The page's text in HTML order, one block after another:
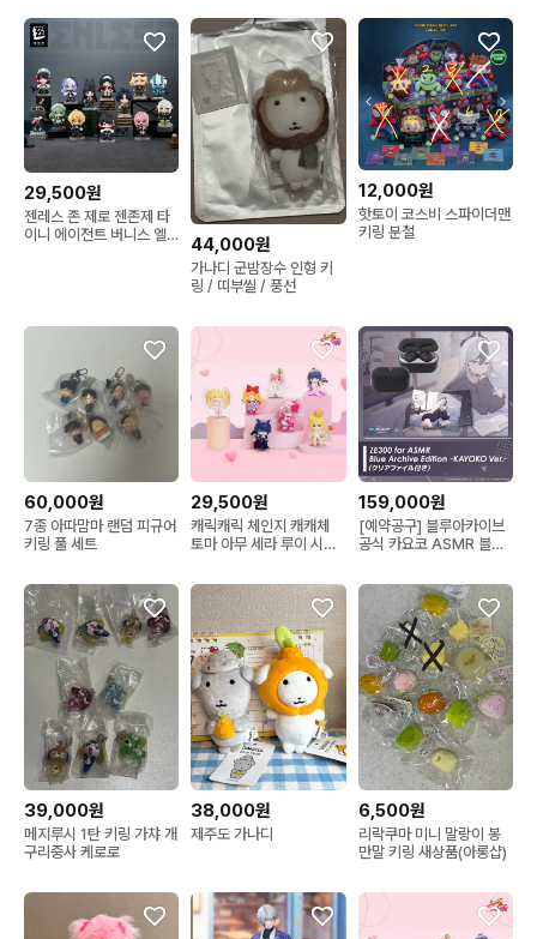
29,500원
젠레스 존 제로 젠존제 타
이니 에이전트 버니스 엘
44,000원
가나디 군밤장수 인형 키
링 / 띠부씰 / 풍선
12,000원
핫토이 코스비 스파이더맨
키링 분철
60,000원
7종 아따맘마 랜덤 피규어
키링 풀 세트
29,500원
캐릭캐릭 체인지 캐캐체
토마 아무 세라 루이 시아
159,000원
[예약공구] 블루아카이브
공식 카요코 ASMR 블루
39,000원
메지루시 1탄 키링 가챠 개
구리중사 케로로
38,000원
제주도 가나디
6,500원
리락쿠마 미니 말랑이 봉
만말 키링 새상품(아롱샵)